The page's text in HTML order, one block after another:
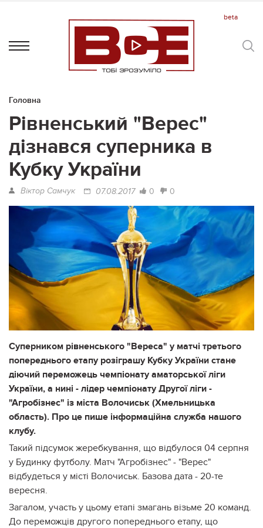
Головна
Рівненський "Верес"
дізнався суперника в
Кубку України
Віктор Самчук 07.08.2017 0 0
Суперником рівненського "Вереса" у матчі третього
попереднього етапу розіграшу Кубку України стане
діючий переможець чемпіонату аматорської ліги
України, а нині - лідер чемпіонату Другої ліги -
"Агробізнес" із міста Волочиськ (Хмельницька
область). Про це пише інформаційна служба нашого
клубу.
Такий підсумок жеребкування, що відбулося 04 серпня
у Будинку футболу. Матч "Агробізнес" - "Верес"
відбудеться у місті Волочиськ. Базова дата - 20-те
вересня.
Загалом, участь у цьому етапі змагань візьме 20 команд.
До переможців другого попереднього етапу, що